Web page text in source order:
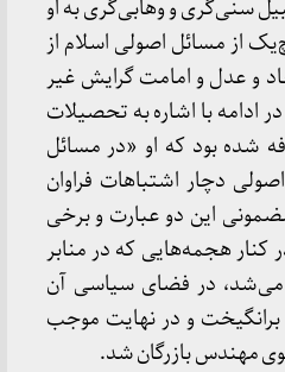
سنی‌گری و وهابی‌گری به او
از مسائل اصولی اسلام از
و عدل و امامت گرایش غیر
ادامه با اشاره به تحصیلات
شده بود که او «در مسائل
دچار اشتباهات فراوان
این دو عبارت و برخی
کنار هجمه‌هایی که در منابر
در فضای سیاسی آن
برانگیخت و در نهایت موجب
مهندس بازرگان شد.